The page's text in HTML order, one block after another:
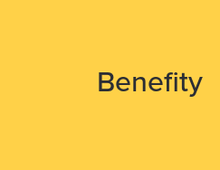
Benefity